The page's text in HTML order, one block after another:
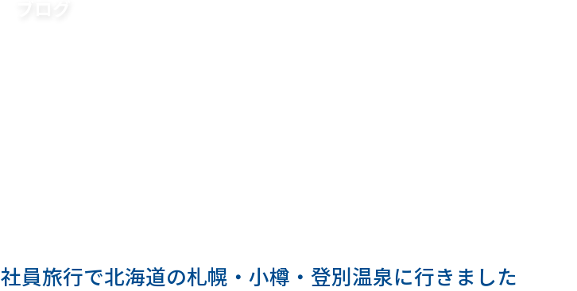
社員旅行で北海道の札幌・小樽・登別温泉に行きました